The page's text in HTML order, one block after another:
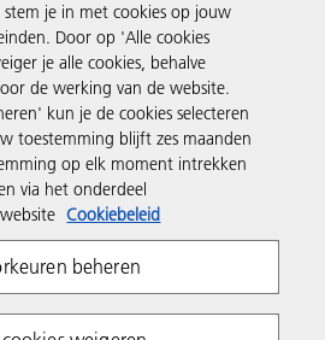
je in met cookies op jouw
Door op 'Alle cookies
je alle cookies, behalve
de werking van de website.
kun je de cookies selecteren
toestemming blijft zes maanden
op elk moment intrekken
via het onderdeel
Cookiebeleid
beheren